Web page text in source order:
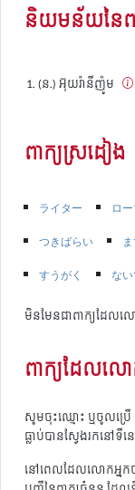
និយមន័យនៃព
(ន.) អ៊ុយរ៉ានីញ៉ូម
ពាក្យស្រដៀង
ライター ロ
つきばらい
すうがく
な
មិនមែនជាពាក្យដែលល
ពាក្យដែលលោ
សូមចុះឈ្មោះ ឬចូលប្រើ
ធ្លាប់បានស្វែងរកនៅទីន
នៅពេលដែលលោកអ្នក